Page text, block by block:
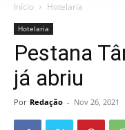
Início Hotelaria
Hotelaria
Pestana
já abriu
Por Redação - Nov 26, 2021